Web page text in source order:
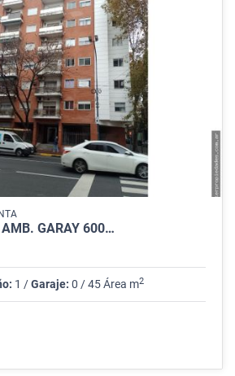
AMB. GARAY 600…
1 /Garaje: 0 / 45 Área m2